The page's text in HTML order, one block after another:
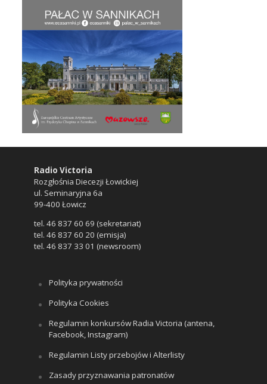
Radio Victoria
Rozgłośnia Diecezji Łowickiej
ul. Seminaryjna 6a
99-400 Łowicz
tel. 46 837 60 69 (sekretariat)
tel. 46 837 60 20 (emisja)
tel. 46 837 33 01 (newsroom)
Polityka prywatności
Polityka Cookies
Regulamin konkursów Radia Victoria (antena,
Facebook, Instagram)
Regulamin Listy przebojów i Alterlisty
Zasady przyznawania patronatów